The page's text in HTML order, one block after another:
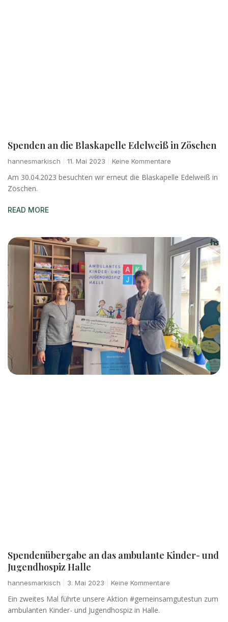
Spenden an die Blaskapelle Edelweiß in Zöschen
hannesmarkisch 11. Mai 2023 Keine Kommentare
Am 30.04.2023 besuchten wir erneut die Blaskapelle Edelweiß in
Zöschen.
READ MORE
Spendenübergabe an das ambulante Kinder- und
Jugendhospiz Halle
hannesmarkisch 3. Mai 2023 Keine Kommentare
Ein zweites Mal führte unsere Aktion #gemeinsamgutestun zum
ambulanten Kinder- und Jugendhospiz in Halle.